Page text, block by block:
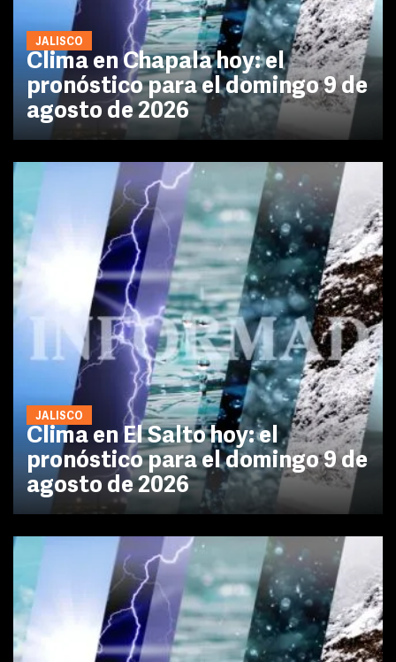
JALISCO
Clima en Chapala hoy: el
pronóstico para el domingo 9 de
agosto de 2026
JALISCO
Clima en El Salto hoy: el
pronóstico para el domingo 9 de
agosto de 2026